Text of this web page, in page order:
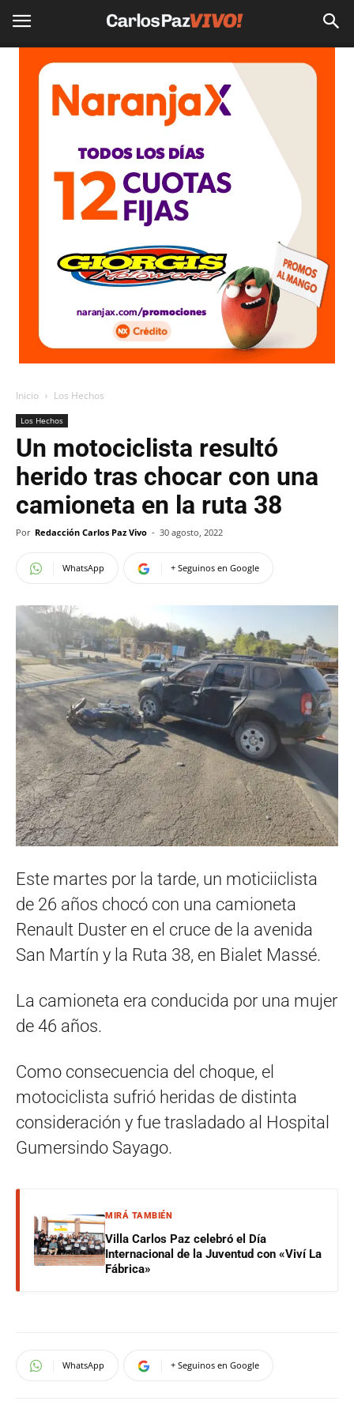
Inicio Los Hechos
Los Hechos
Un motociclista resultó
herido tras chocar con una
camioneta en la ruta 38
Por Redacción Carlos Paz Vivo - 30 agosto, 2022
WhatsApp + Seguinos en Google
Este martes por la tarde, un moticiiclista
de 26 años chocó con una camioneta
Renault Duster en el cruce de la avenida
San Martín y la Ruta 38, en Bialet Massé.
La camioneta era conducida por una mujer
de 46 años.
Como consecuencia del choque, el
motociclista sufrió heridas de distinta
consideración y fue trasladado al Hospital
Gumersindo Sayago.
MIRÁ TAMBIÉN
Villa Carlos Paz celebró el Día
Internacional de la Juventud con «Viví La
Fábrica»
WhatsApp + Seguinos en Google